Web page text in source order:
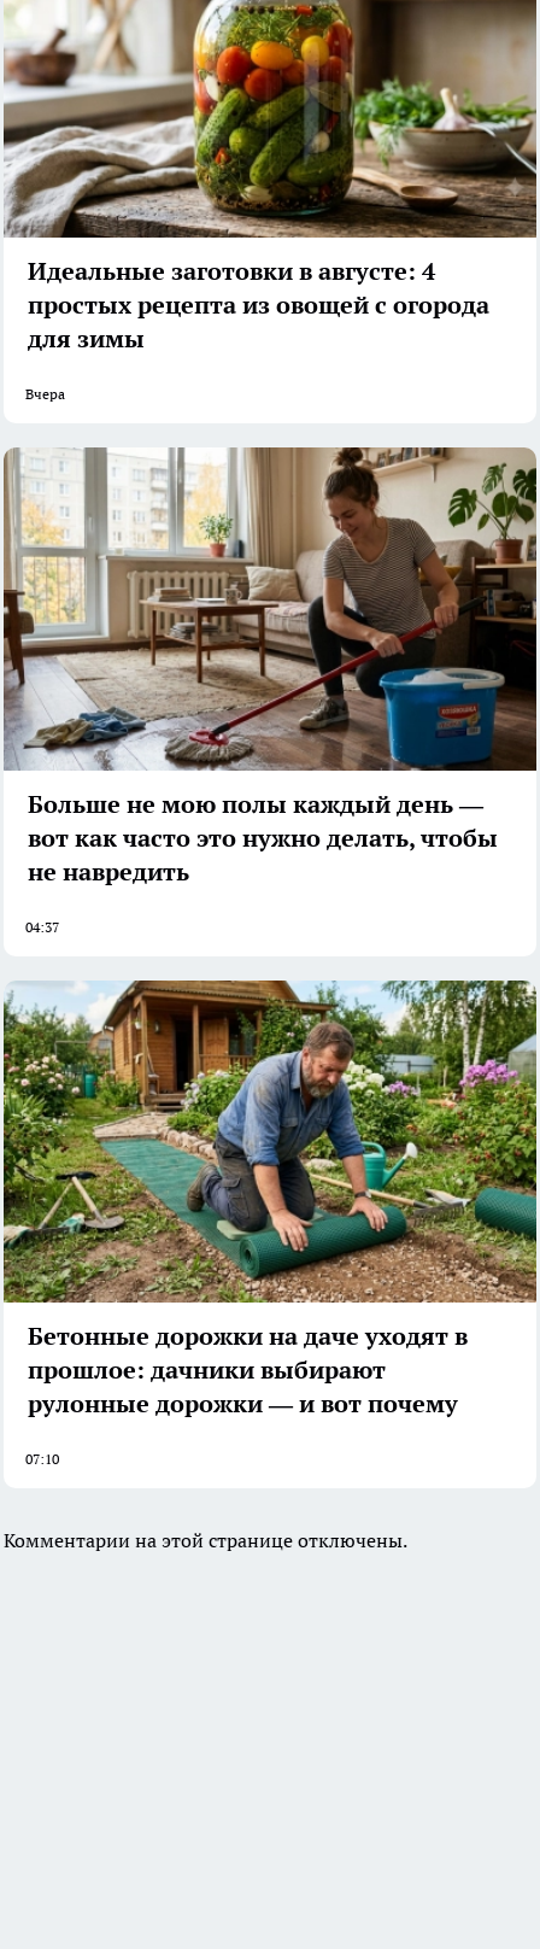
Идеальные заготовки в августе: 4
простых рецепта из овощей с огорода
для зимы
Вчера
Больше не мою полы каждый день —
вот как часто это нужно делать, чтобы
не навредить
04:37
Бетонные дорожки на даче уходят в
прошлое: дачники выбирают
рулонные дорожки — и вот почему
07:10
Комментарии на этой странице отключены.